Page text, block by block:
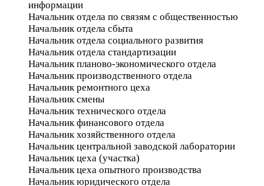
информации
Начальник отдела по связям с общественностью
Начальник отдела сбыта
Начальник отдела социального развития
Начальник отдела стандартизации
Начальник планово-экономического отдела
Начальник производственного отдела
Начальник ремонтного цеха
Начальник смены
Начальник технического отдела
Начальник финансового отдела
Начальник хозяйственного отдела
Начальник центральной заводской лаборатории
Начальник цеха (участка)
Начальник цеха опытного производства
Начальник юридического отдела